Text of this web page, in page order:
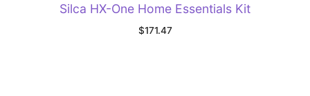
Silca HX-One Home Essentials Kit
$171.47